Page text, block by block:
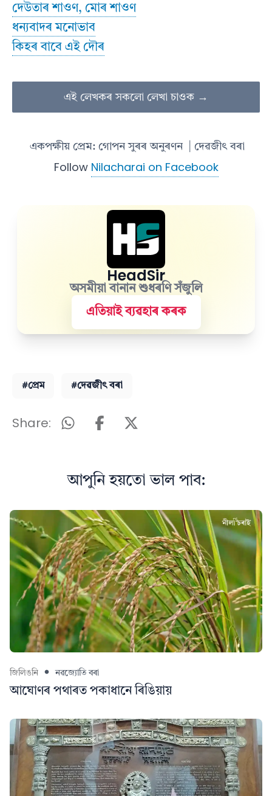
দেউতাৰ শাওণ, মোৰ শাওণ
ধন্যবাদৰ মনোভাব
কিহৰ বাবে এই দৌৰ
এই লেখকৰ সকলো লেখা চাওক →
একপক্ষীয় প্ৰেম: গোপন সুৰৰ অনুৰণন | দেৱজীৎ বৰা
Follow Nilacharai on Facebook
HeadSir
অসমীয়া বানান শুধৰণি সঁজুলি
এতিয়াই ব্যৱহাৰ কৰক
#প্ৰেম #দেৱজীৎ বৰা
Share:
আপুনি হয়তো ভাল পাব:
জিলিঙনি নৱজ্যোতি বৰা
আঘোণৰ পথাৰত পকাধানে ৰিঙিয়ায়